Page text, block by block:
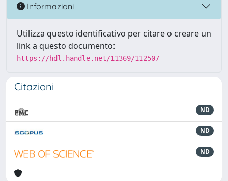
Informazioni
Utilizza questo identificativo per citare o creare un
link a questo documento:
https://hdl.handle.net/11369/112507
Citazioni
ND
ND
ND